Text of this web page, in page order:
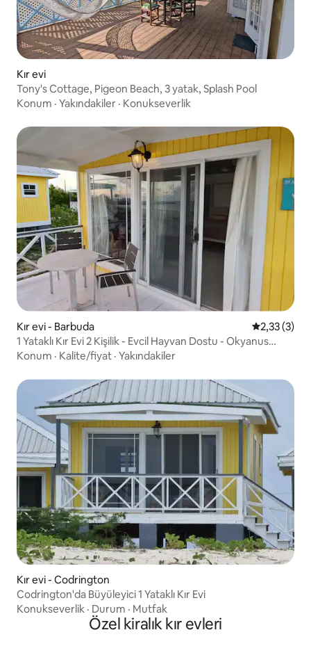
Kır evi
Tony's Cottage, Pigeon Beach, 3 yatak, Splash Pool
Konum · Yakındakiler · Konukseverlik
Kır evi - Barbuda 52,33 (3)
1 Yataklı Kır Evi 2 Kişilik - Evcil Hayvan Dostu - Okyanus
Manzaralı
Konum · Kalite/fiyat · Yakındakiler
Kır evi - Codrington
Codrington'da Büyüleyici 1 Yataklı Kır Evi
Konukseverlik · Durum · Mutfak
Özel kiralık kır evleri